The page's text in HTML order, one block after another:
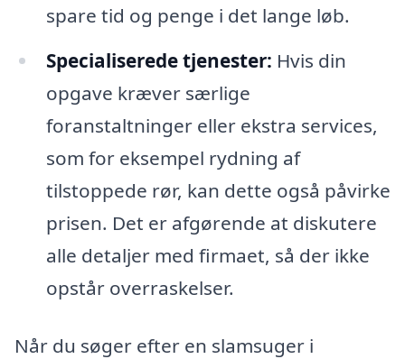
spare tid og penge i det lange løb.
Specialiserede tjenester: Hvis din
opgave kræver særlige
foranstaltninger eller ekstra services,
som for eksempel rydning af
tilstoppede rør, kan dette også påvirke
prisen. Det er afgørende at diskutere
alle detaljer med firmaet, så der ikke
opstår overraskelser.
Når du søger efter en slamsuger i